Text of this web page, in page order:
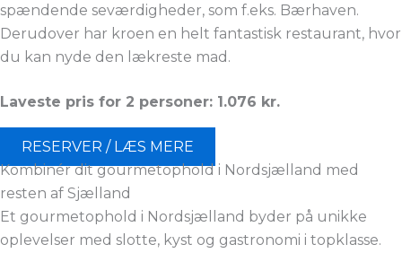
spændende seværdigheder, som f.eks. Bærhaven.
Derudover har kroen en helt fantastisk restaurant, hvor
du kan nyde den lækreste mad.
Laveste pris for 2 personer: 1.076 kr.
RESERVER / LÆS MERE
Kombinér dit gourmetophold i Nordsjælland med
resten af Sjælland
Et gourmetophold i Nordsjælland byder på unikke
oplevelser med slotte, kyst og gastronomi i topklasse.